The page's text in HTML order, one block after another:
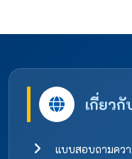
เกี่ยวกั
แบบสอบถามคว